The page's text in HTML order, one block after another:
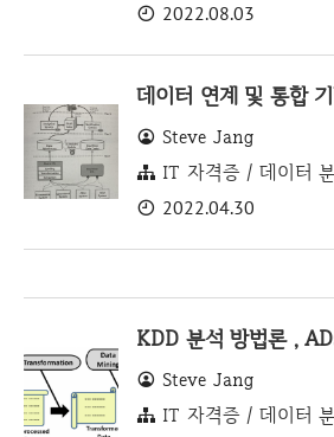
2022.08.03
데이터 연계 및 통합
Steve Jang
IT 자격증 / 데이터
2022.04.30
KDD 분석 방법론 ,
Steve Jang
IT 자격증 / 데이터